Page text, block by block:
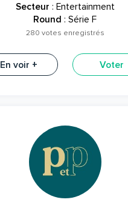
Secteur : Entertainment
Round : Série F
280 votes enregistrés
En voir + Voter